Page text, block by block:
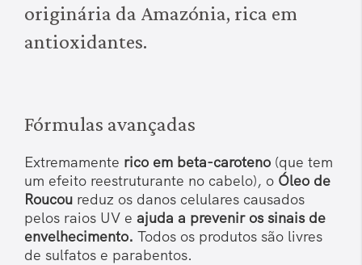
originária da Amazónia, rica em
antioxidantes.
Fórmulas avançadas
Extremamente rico em beta-caroteno (que tem
um efeito reestruturante no cabelo), o Óleo de
Roucou reduz os danos celulares causados
pelos raios UV e ajuda a prevenir os sinais de
envelhecimento. Todos os produtos são livres
de sulfatos e parabentos.